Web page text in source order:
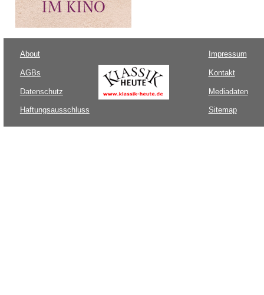
About
AGBs
Datenschutz
Haftungsausschluss
Impressum
Kontakt
Mediadaten
Sitemap